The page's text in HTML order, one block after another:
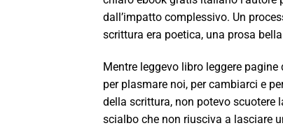
dall’impatto complessivo. Un
scrittura era poetica, una prosa
Mentre leggevo libro leggere
per plasmare noi, per cambiarci e
della scrittura, non potevo scuotere
scialbo che non riusciva a lasciare